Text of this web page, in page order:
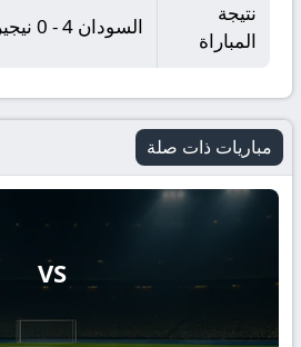
نتيجة
المباراة
السودان 4 - 0 نيجيريا
مباريات ذات صلة
VS